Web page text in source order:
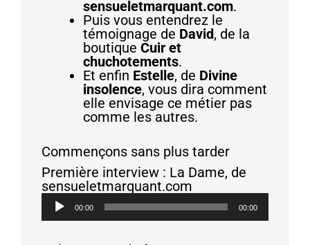
sensueletmarquant.com.
Puis vous entendrez le
témoignage de David, de la
boutique Cuir et
chuchotements.
Et enfin Estelle, de Divine
insolence, vous dira comment
elle envisage ce métier pas
comme les autres.
Commençons sans plus tarder
Première interview : La Dame, de
sensueletmarquant.com
Lecteur
audio
00:00 00:00